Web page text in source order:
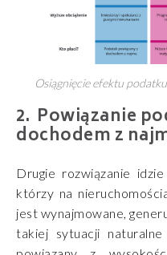
Osiągnięcie efektu
Powiązanie
dochodem z
Drugie rozwiązanie
którzy na
jest wynajmowane,
takiej sytuacji